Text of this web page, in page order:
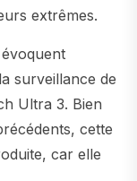
extrêmes.
surveillance de
Ultra 3. Bien
cette
car elle